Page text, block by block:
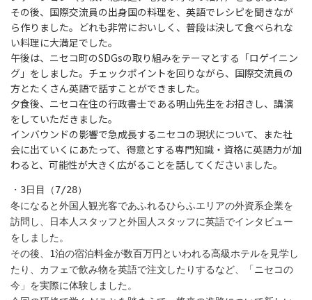
その後、国際交流員の出身国の料理を、英語でレシピを聞きなが
ら作りました。どれも非常においしく、普段は決して食べられな
い料理に大満足でした。
午後は、ニセコ町のSDGsの取り組みをテーマとする「ロゲイニン
グ」をしました。チェックポイントを回りながら、国際交流員の
方とたくさん英語で話すことができました。
夕食後、ニセコ在住の行政書士である明山先生をお招きし、講演
をしていただきました。
インバウンドの影響で急成長するニセコの現状について、また社
会に出ていくにあたって、得意とする専門知識・資格に英語力が加
わると、可能性が大きく広がることを話してくださいました。
・3日目（7/28）
冬になると外国人観光客であふれるひらふエリアの外資系企業を
訪問し、日本人スタッフと外国人スタッフに英語でインタビュー
をしました。
その後、1泊の宿泊料金が数百万円といわれる高級ホテルを見学し
たり、カフェで飲み物を英語で注文したりするなど、「ニセコの
今」を実際に体験しました。